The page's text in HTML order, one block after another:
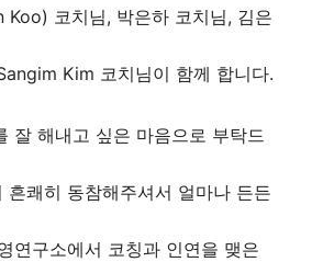
Koo) 코치님, 박은하 코치님, 김은
Kim 코치님이 함께 합니다.
잘 해내고 싶은 마음으로 부탁드
흔쾌히 동참해주셔서 얼마나 든든
연구소에서 코칭과 인연을 맺은